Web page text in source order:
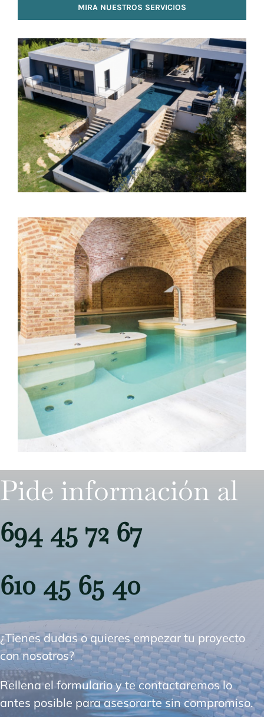
MIRA NUESTROS SERVICIOS
Pide información al
694 45 72 67
610 45 65 40
¿Tienes dudas o quieres empezar tu proyecto
con nosotros?
Rellena el formulario y te contactaremos lo
antes posible para asesorarte sin compromiso.